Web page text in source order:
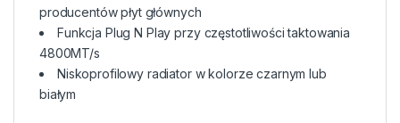
producentów płyt głównych
Funkcja Plug N Play przy częstotliwości taktowania
4800MT/s
Niskoprofilowy radiator w kolorze czarnym lub
białym